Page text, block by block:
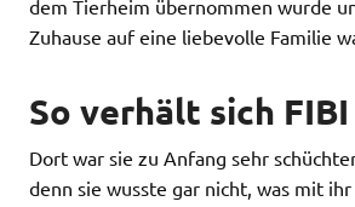
dem Tierheim übernommen wurde
Zuhause auf eine liebevolle Familie
So verhält sich
Dort war sie zu Anfang sehr
denn sie wusste gar nicht, was mit